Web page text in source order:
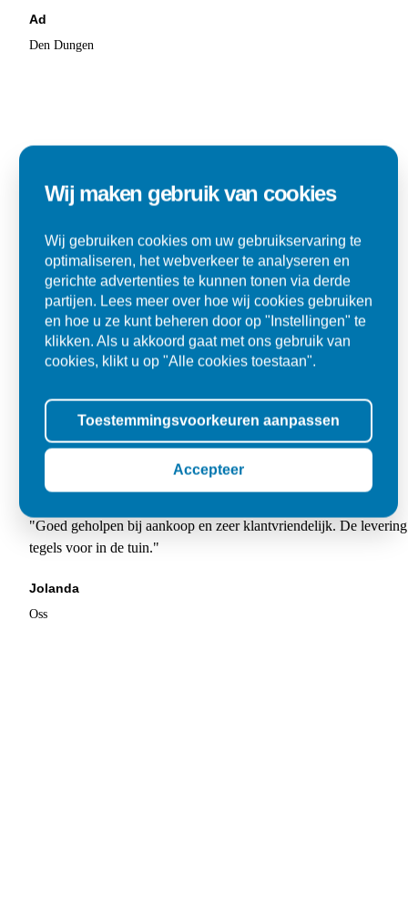
Ad
Den Dungen
Super
"Goed geholpen bij aankoop en zeer klantvriendelijk. De
tegels voor in de tuin."
Jolanda
Oss
Wij maken gebruik van cookies
Wij gebruiken cookies om uw gebruikservaring te
optimaliseren, het webverkeer te analyseren en
gerichte advertenties te kunnen tonen via derde
partijen. Lees meer over hoe wij cookies gebruiken
en hoe u ze kunt beheren door op "Instellingen" te
klikken. Als u akkoord gaat met ons gebruik van
cookies, klikt u op "Alle cookies toestaan".
Toestemmingsvoorkeuren aanpassen
Accepteer